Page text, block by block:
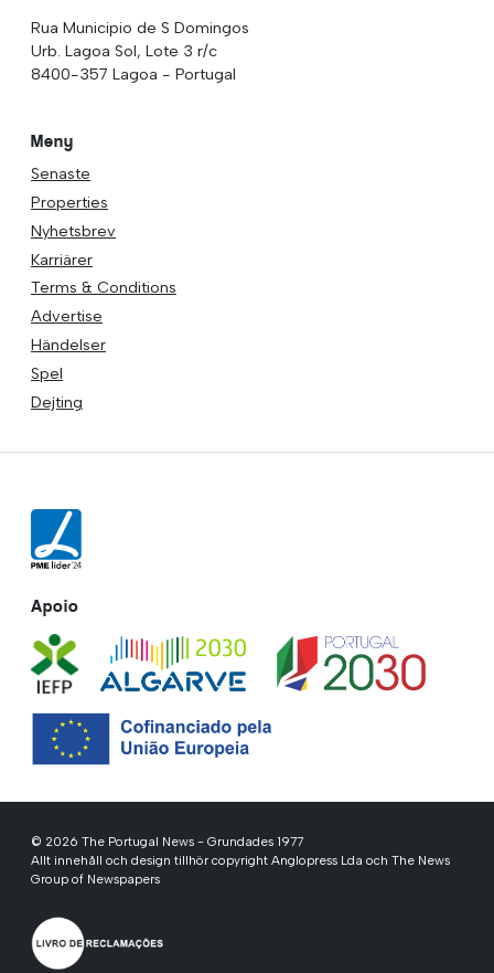
Rua Municipio de S Domingos
Urb. Lagoa Sol, Lote 3 r/c
8400-357 Lagoa - Portugal
Meny
Senaste
Properties
Nyhetsbrev
Karriärer
Terms & Conditions
Advertise
Händelser
Spel
Dejting
Apoio
© 2026 The Portugal News - Grundades 1977
Allt innehåll och design tillhör copyright Anglopress Lda och The News
Group of Newspapers